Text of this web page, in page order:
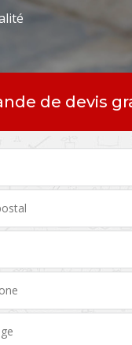
de devis